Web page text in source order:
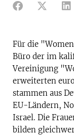
Für die
Büro der im
Vereinigung
erweiterten
stammen aus
EU-Ländern,
Israel. Die
bilden